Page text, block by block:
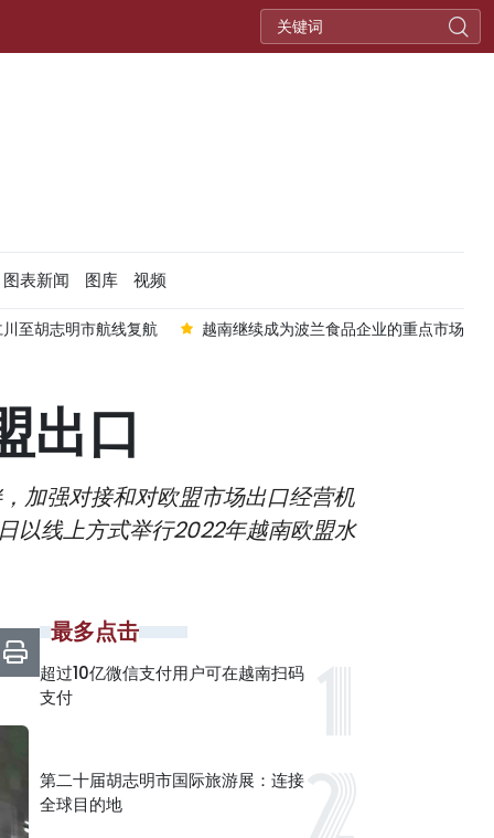
图表新闻 图库 视频
至胡志明市航线复航 越南继续成为波兰食品企业的重点市场
出口
加强对接和对欧盟市场出口经营机
以线上方式举行2022年越南欧盟水
最多点击
超过10亿微信支付用户可在越南扫码
支付
第二十届胡志明市国际旅游展：连接
全球目的地